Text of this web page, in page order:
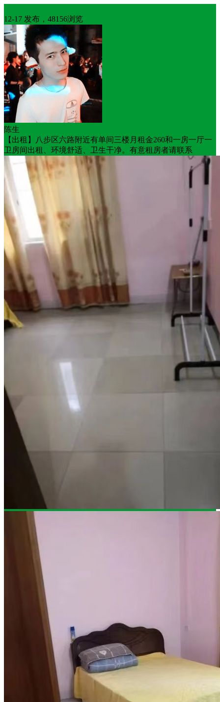
12-17 发布，48156浏览
陈生
【出租】八步区六路附近有单间三楼月租金260和一房一厅一
卫房间出租、环境舒适、卫生干净。有意租房者请联系